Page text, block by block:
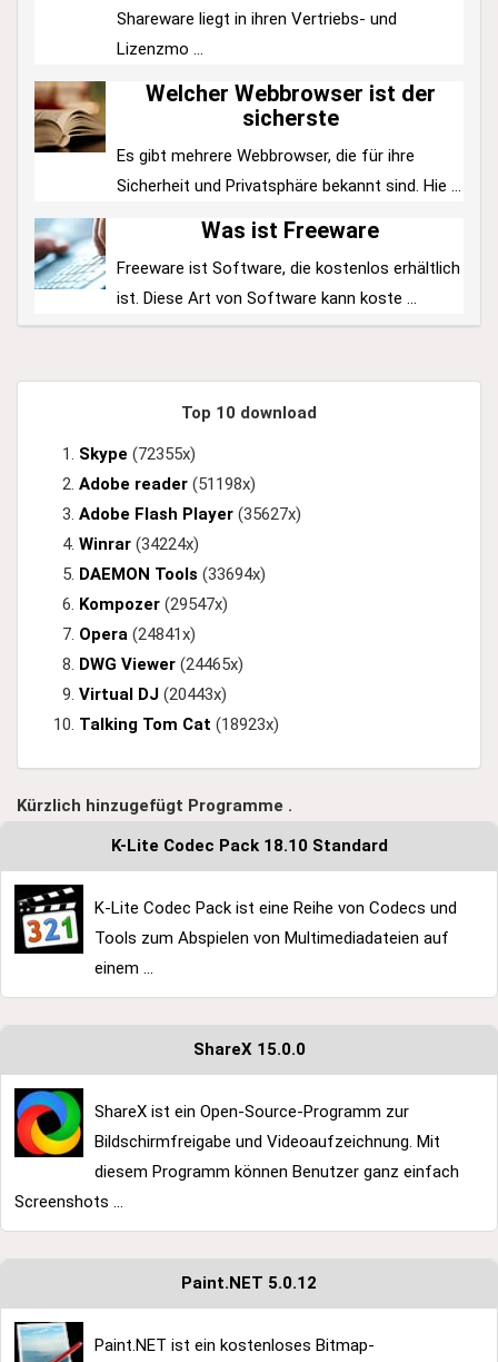
Shareware liegt in ihren Vertriebs- und
Lizenzmo ...
Welcher Webbrowser ist der
sicherste
Es gibt mehrere Webbrowser, die für ihre
Sicherheit und Privatsphäre bekannt sind. Hie ...
Was ist Freeware
Freeware ist Software, die kostenlos erhältlich
ist. Diese Art von Software kann koste ...
Top 10 download
Skype (72355x)
Adobe reader (51198x)
Adobe Flash Player (35627x)
Winrar (34224x)
DAEMON Tools (33694x)
Kompozer (29547x)
Opera (24841x)
DWG Viewer (24465x)
Virtual DJ (20443x)
Talking Tom Cat (18923x)
Kürzlich hinzugefügt Programme .
K-Lite Codec Pack 18.10 Standard
K-Lite Codec Pack ist eine Reihe von Codecs und
Tools zum Abspielen von Multimediadateien auf
einem ...
ShareX 15.0.0
ShareX ist ein Open-Source-Programm zur
Bildschirmfreigabe und Videoaufzeichnung. Mit
diesem Programm können Benutzer ganz einfach
Screenshots ...
Paint.NET 5.0.12
Paint.NET ist ein kostenloses Bitmap-